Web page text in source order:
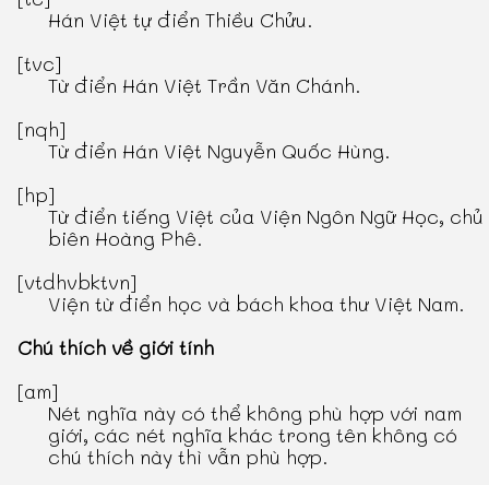
Hán Việt tự điển Thiều Chửu.
[tvc]
Từ điển Hán Việt Trần Văn Chánh.
[nqh]
Từ điển Hán Việt Nguyễn Quốc Hùng.
[hp]
Từ điển tiếng Việt của Viện Ngôn Ngữ Học, chủ
biên Hoàng Phê.
[vtdhvbktvn]
Viện từ điển học và bách khoa thư Việt Nam.
Chú thích về giới tính
[am]
Nét nghĩa này có thể không phù hợp với nam
giới, các nét nghĩa khác trong tên không có
chú thích này thì vẫn phù hợp.